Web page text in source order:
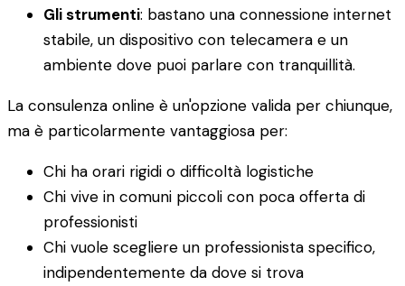
Gli strumenti: bastano una connessione internet
stabile, un dispositivo con telecamera e un
ambiente dove puoi parlare con tranquillità.
La consulenza online è un'opzione valida per chiunque,
ma è particolarmente vantaggiosa per:
Chi ha orari rigidi o difficoltà logistiche
Chi vive in comuni piccoli con poca offerta di
professionisti
Chi vuole scegliere un professionista specifico,
indipendentemente da dove si trova